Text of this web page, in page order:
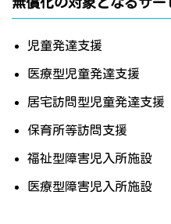
児童発達支援
医療型児童発達支援
居宅訪問型児童発達支援
保育所等訪問支援
福祉型障害児入所施設
医療型障害児入所施設